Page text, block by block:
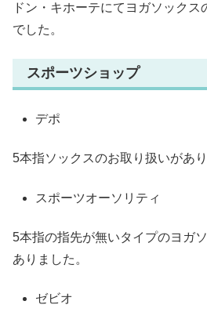
ドン・キホーテにてヨガソックス
でした。
スポーツショップ
デポ
5本指ソックスのお取り扱いがあり
スポーツオーソリティ
5本指の指先が無いタイプのヨガ
ありました。
ゼビオ